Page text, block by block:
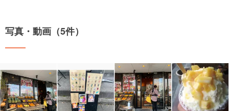
写真・動画（5件）